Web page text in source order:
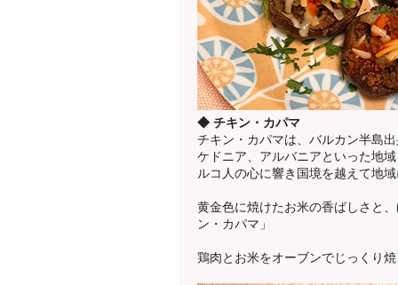
◆ チキン・カパマ
チキン・カパマは、バルカン半島
ケドニア、アルバニアといった地
ルコ人の心に響き国境を越えて地
黄金色に焼けたお米の香ばしさと
ン・カパマ」
鶏肉とお米をオーブンでじっくり